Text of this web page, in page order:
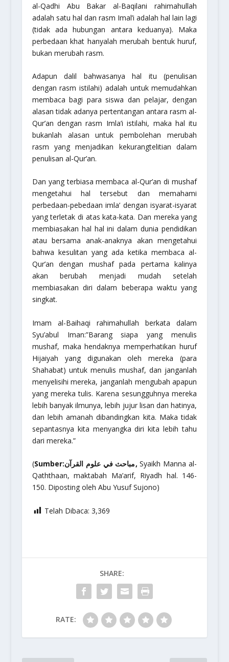
al-Qadhi Abu Bakar al-Baqilanirahimahullah
adalah satu hal dan rasm Imal’i adalah hal lain lagi
(tidak ada hubungan antara keduanya). Maka
perbedaan khat hanyalah merubah bentuk huruf,
bukan merubah rasm.
Adapun dalil bahwasanya hal itu (penulisan
dengan rasm istilahi) adalah untuk memudahkan
membaca bagi para siswa dan pelajar, dengan
alasan tidak adanya pertentangan antara rasm al-
Qur’an dengan rasm Imla’i istilahi, maka hal itu
bukanlah alasan untuk pembolehan merubah
rasm yang menjadikan kekurangtelitian dalam
penulisan al-Qur’an.
Dan yang terbiasa membaca al-Qur’an di mushaf
mengetahui hal tersebut dan memahami
perbedaan-pebedaan imla’ dengan isyarat-isyarat
yang terletak di atas kata-kata. Dan mereka yang
membiasakan hal hal ini dalam dunia pendidikan
atau bersama anak-anaknya akan mengetahui
bahwa kesulitan yang ada ketika membaca al-
Qur’an dengan mushaf pada pertama kalinya
akan berubah menjadi mudah setelah
membiasakan diri dalam beberapa waktu yang
singkat.
Imam al-Baihaqi rahimahullah berkata dalam
Syu’abul Iman:”Barang siapa yang menulis
mushaf, maka hendaknya memperhatikan huruf
Hijaiyah yang digunakan oleh mereka (para
Shahabat) untuk menulis mushaf, dan janganlah
menyelisihi mereka, janganlah mengubah apapun
yang mereka tulis. Karena sesungguhnya mereka
lebih banyak ilmunya, lebih jujur lisan dan hatinya,
dan lebih amanah dibandingkan kita. Maka tidak
sepantasnya kita menyangka diri kita lebih tahu
dari mereka.”
( Sumber:مباحث في علوم القرآن, Syaikh Manna al-
Qaththaan, maktabah Ma’arif, Riyadh hal. 146-
150. Diposting oleh Abu Yusuf Sujono)
Telah Dibaca: 3,369
SHARE:
RATE: